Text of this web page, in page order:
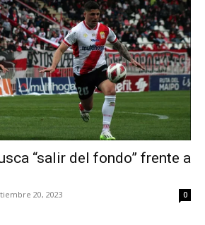
“salir del fondo” frente a
20, 2023 0